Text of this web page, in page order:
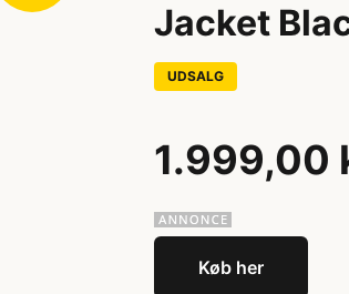
Jacket
UDSALG
1.999,00
Køb her